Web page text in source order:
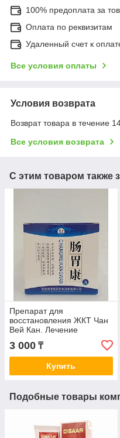
100% предоплата за
Оплата по реквизитам
Удаленный счет к
Все условия оплаты
Условия возврата
Возврат товара в течение
Все условия возврата
С этим товаром также
Препарат для
восстановления ЖКТ Чан
Вей Кан. Лечение
гастрита
3 000 ₸
Купить
Подобные товары